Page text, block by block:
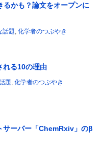
るかも？論文をオープンに
話題, 化学者のつぶやき
れる10の理由
題, 化学者のつぶやき
サーバー「ChemRxiv」のβ